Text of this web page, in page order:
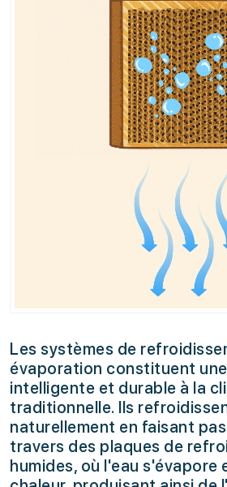
Les systèmes de
évaporation constituent
intelligente et durable à la
traditionnelle. Ils
naturellement en faisant
travers des plaques de
humides, où l'eau s'évapore